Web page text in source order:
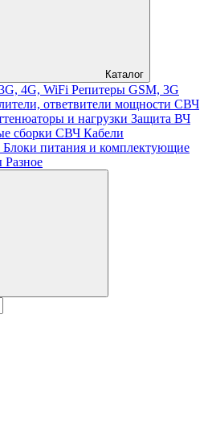
Каталог
4G, WiFi Репитеры GSM, 3G
ответвители мощности СВЧ
и нагрузки Защита ВЧ
сборки СВЧ Кабели
Блоки питания и комплектующие
Разное